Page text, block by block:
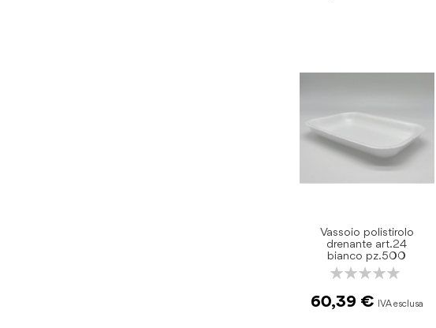
Vassoio polistirolo
drenante art.24
bianco pz.500
Rating:
60,39 €